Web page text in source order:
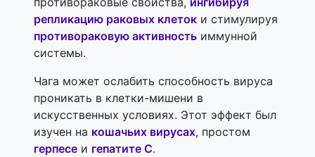
репликацию раковых клеток и стимулируя
противораковую активность иммунной
системы.
Чага может ослабить способность вируса
проникать в клетки-мишени в
искусственных условиях. Этот эффект был
изучен на кошачьих вирусах, простом
герпесе и гепатите С.